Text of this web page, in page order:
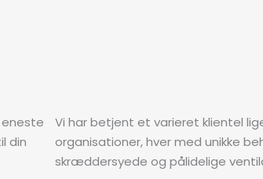
eneste
din
Vi har betjent et varieret klientel
organisationer, hver med unikke
skræddersyede og pålidelige